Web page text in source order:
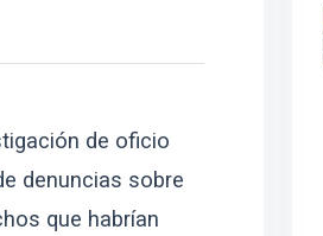
de oficio
denuncias sobre
que habrían